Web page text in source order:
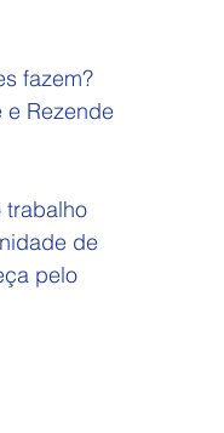
fazem?
e Rezende
trabalho
de
pelo